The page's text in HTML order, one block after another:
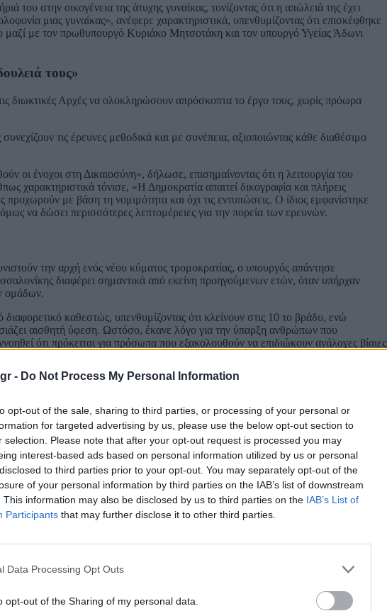
- Do Not Process My Personal Information
opt-out of the sale, sharing to third parties, or processing of your personal or
for targeted advertising by us, please use the below opt-out section to
selection. Please note that after your opt-out request is processed you may
interest-based ads based on personal information utilized by us or personal
to third parties prior to your opt-out. You may separately opt-out of the
of your personal information by third parties on the IAB’s list of downstream
This information may also be disclosed by us to third parties on the IAB’s List of
Participants that may further disclose it to other third parties.
Data Processing Opt Outs
opt-out of the Sharing of my personal data.
του στην οικογένεια της άτυχης γυναίκας, τονίζοντας ότι η απώλειά της έχει
μιας γυναίκας», ανέφερε χαρακτηριστικά, υπενθυμίζοντας ότι επισκέφθηκε
με τον πρωθυπουργό Κυριάκο Μητσοτάκη και τον υπουργό Υγείας Άδωνι
τους»
διωκτικές Αρχές να ολοκληρώσουν απρόσκοπτα το έργο τους, χωρίς πρόωρα
τις έρευνες μεθοδικά και με συνέπεια, αξιοποιώντας κάθε διαθέσιμο
οι ένοχοι στη Δικαιοσύνη», δήλωσε, επισημαίνοντας ότι η λειτουργία του
χαρακτηριστικά τόνισε, «Η Δημοκρατία απαιτεί δικογραφία και πλήρεις
προχωρούν με βάση τη νομιμότητα και όχι τις εντυπώσεις. Ο ίδιος εμφανίστηκε
να δώσει περισσότερες λεπτομέρειες για την πορεία των ερευνών.
την αρχή ενός νέου κύματος τρομοκρατίας, ο υπουργός απάντησε
διαφέρει σημαντικά από εκείνη προηγούμενων ετών, όταν υπήρχαν
ομάδων.
καθεστώς, υπενθυμίζοντας ότι κλείνουν στις 10 το βράδυ, ενώ
αισθητή ύφεση. Ωστόσο, έκανε λόγο για την ύπαρξη ανθρώπων που
ότι πρόκειται για πρόσωπα που εξακολουθούν να επιδιώκουν ανάλογες βίαιες
ότι στη Βουλή, με μία εξαίρεση όπως είπε, υπήρξε κοινή καταδίκη της
ιδιαίτερα κατηγορηματικό, καθώς έστειλε σαφές μήνυμα προς τους υπεύθυνους
ανέφερε χαρακτηριστικά. Και συνέχισε: «Είναι δέσμευση δική μου, των